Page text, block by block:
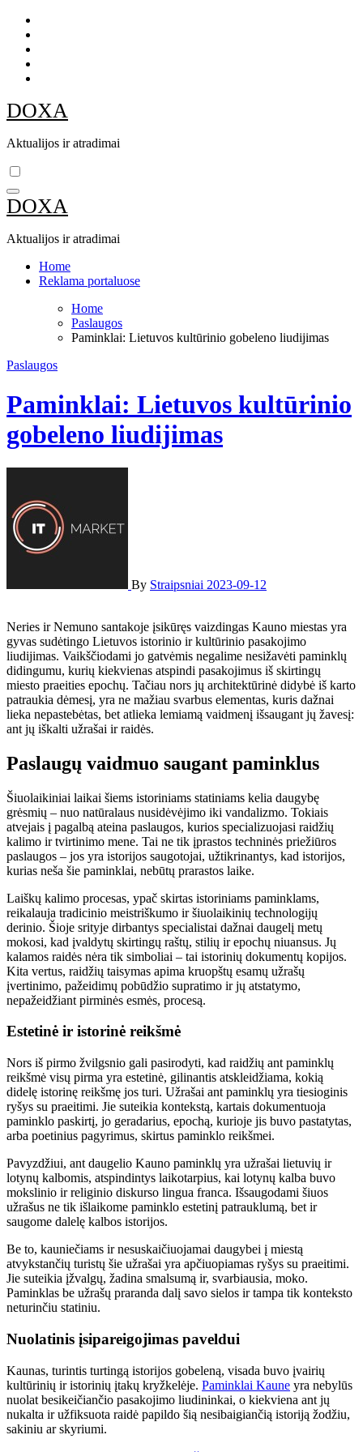
Skip
content
DOXA
Aktualijos ir atradimai
DOXA
Aktualijos ir atradimai
Home
Reklama portaluose
Home
Paslaugos
Paminklai: Lietuvos kultūrinio gobeleno liudijimas
Paslaugos
Paminklai: Lietuvos kultūrinio
gobeleno liudijimas
By Straipsniai 2023-09-12
Neries ir Nemuno santakoje įsikūręs vaizdingas Kauno miestas yra
gyvas sudėtingo Lietuvos istorinio ir kultūrinio pasakojimo
liudijimas. Vaikščiodami jo gatvėmis negalime nesižavėti paminklų
didingumu, kurių kiekvienas atspindi pasakojimus iš skirtingų
miesto praeities epochų. Tačiau nors jų architektūrinė didybė iš karto
patraukia dėmesį, yra ne mažiau svarbus elementas, kuris dažnai
lieka nepastebėtas, bet atlieka lemiamą vaidmenį išsaugant jų žavesį:
ant jų iškalti užrašai ir raidės.
Paslaugų vaidmuo saugant paminklus
Šiuolaikiniai laikai šiems istoriniams statiniams kelia daugybę
grėsmių – nuo natūralaus nusidėvėjimo iki vandalizmo. Tokiais
atvejais į pagalbą ateina paslaugos, kurios specializuojasi raidžių
kalimo ir tvirtinimo mene. Tai ne tik įprastos techninės priežiūros
paslaugos – jos yra istorijos saugotojai, užtikrinantys, kad istorijos,
kurias neša šie paminklai, nebūtų prarastos laike.
Laiškų kalimo procesas, ypač skirtas istoriniams paminklams,
reikalauja tradicinio meistriškumo ir šiuolaikinių technologijų
derinio. Šioje srityje dirbantys specialistai dažnai daugelį metų
mokosi, kad įvaldytų skirtingų raštų, stilių ir epochų niuansus. Jų
kalamos raidės nėra tik simboliai – tai istorinių dokumentų kopijos.
Kita vertus, raidžių taisymas apima kruopštų esamų užrašų
įvertinimo, pažeidimų pobūdžio supratimo ir jų atstatymo,
nepažeidžiant pirminės esmės, procesą.
Estetinė ir istorinė reikšmė
Nors iš pirmo žvilgsnio gali pasirodyti, kad raidžių ant paminklų
reikšmė visų pirma yra estetinė, gilinantis atskleidžiama, kokią
didelę istorinę reikšmę jos turi. Užrašai ant paminklų yra tiesioginis
ryšys su praeitimi. Jie suteikia kontekstą, kartais dokumentuoja
paminklo paskirtį, jo geradarius, epochą, kurioje jis buvo pastatytas,
arba poetinius pagyrimus, skirtus paminklo reikšmei.
Pavyzdžiui, ant daugelio Kauno paminklų yra užrašai lietuvių ir
lotynų kalbomis, atspindintys laikotarpius, kai lotynų kalba buvo
mokslinio ir religinio diskurso lingua franca. Išsaugodami šiuos
užrašus ne tik išlaikome paminklo estetinį patrauklumą, bet ir
saugome dalelę kalbos istorijos.
Be to, kauniečiams ir nesuskaičiuojamai daugybei į miestą
atvykstančių turistų šie užrašai yra apčiuopiamas ryšys su praeitimi.
Jie suteikia įžvalgų, žadina smalsumą ir, svarbiausia, moko.
Paminklas be užrašų praranda dalį savo sielos ir tampa tik konteksto
neturinčiu statiniu.
Nuolatinis įsipareigojimas paveldui
Kaunas, turintis turtingą istorijos gobeleną, visada buvo įvairių
kultūrinių ir istorinių įtakų kryžkelėje. Paminklai Kaune yra nebylūs
nuolat besikeičiančio pasakojimo liudininkai, o kiekviena ant jų
nukalta ir užfiksuota raidė papildo šią nesibaigiančią istoriją žodžiu,
sakiniu ar skyriumi.